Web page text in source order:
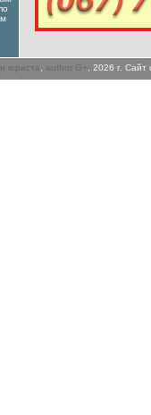
юриста author G+ , 2026 г.